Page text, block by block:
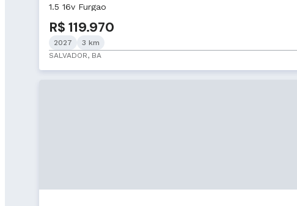
1.5 16v Furgao
R$ 119.970
2027
3 km
SALVADOR, BA